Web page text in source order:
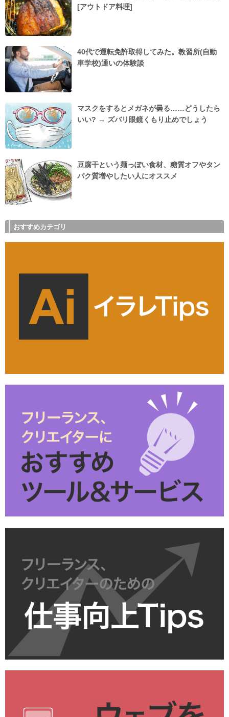
[アウトドア料理]
40代で運転免許取得してみた。教習所(自動
車学校)通いの体験談
マスクをするとメガネが曇る……どうしたら
いい? → ズバリ眼鏡くもり止めでしょう
豆腐干という麺っぽい食材、糖質オフやタン
パク質増やしたい人にオススメ
おすすめカテゴリ